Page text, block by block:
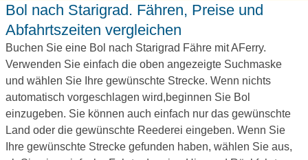
Bol nach Starigrad. Fähren, Preise und
Abfahrtszeiten vergleichen
Buchen Sie eine Bol nach Starigrad Fähre mit AFerry.
Verwenden Sie einfach die oben angezeigte Suchmaske
und wählen Sie Ihre gewünschte Strecke. Wenn nichts
automatisch vorgeschlagen wird,beginnen Sie Bol
einzugeben. Sie können auch einfach nur das gewünschte
Land oder die gewünschte Reederei eingeben. Wenn Sie
Ihre gewünschte Strecke gefunden haben, wählen Sie aus,